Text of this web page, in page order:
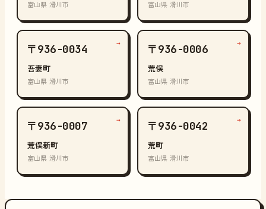
富山県 滑川市 富山県 滑川市
〒936-0034
吾妻町
富山県 滑川市
→ 〒936-0006
荒俣
富山県 滑川市
→
〒936-0007
荒俣新町
富山県 滑川市
→ 〒936-0042
荒町
富山県 滑川市
→